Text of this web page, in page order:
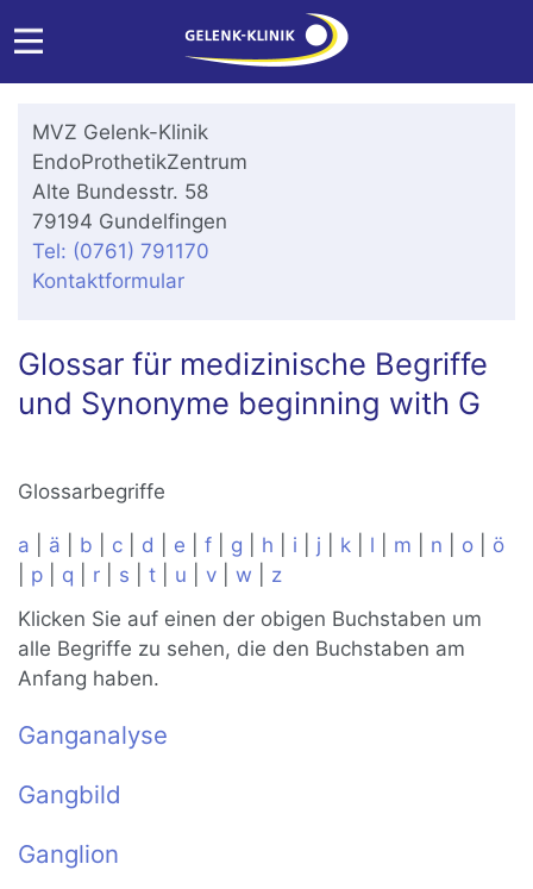
MVZ Gelenk-Klinik
EndoProthetikZentrum
Alte Bundesstr. 58
79194 Gundelfingen
Tel: (0761) 791170
Kontaktformular
Glossar für medizinische Begriffe
und Synonyme beginning with G
Glossarbegriffe
a ä b c d e |f g h i j k l m n o
ö
p q r s |t u v |w
z
Klicken Sie auf einen der obigen Buchstaben um
alle Begriffe zu sehen, die den Buchstaben am
Anfang haben.
Ganganalyse
Gangbild
Ganglion